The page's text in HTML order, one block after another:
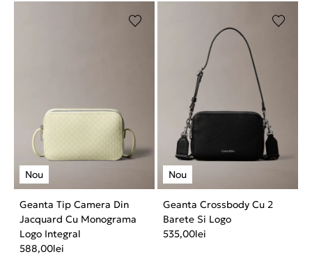
Geanta Tip Camera Din
Jacquard Cu Monograma
Logo Integral
588,00lei
Geanta Crossbody Cu 2
Barete Si Logo
535,00lei